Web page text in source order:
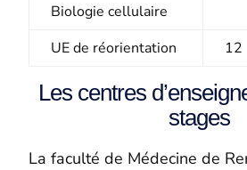
Biologie cellulaire
UE de réorientation 12
Les centres
stages
La faculté de Médecine de